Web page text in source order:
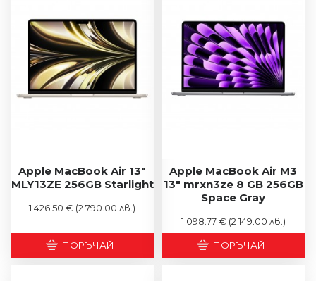
Apple MacBook Air 13"
MLY13ZE 256GB Starlight
1 426.50 € (2 790.00 лв.)
ПОРЪЧАЙ
Apple MacBook Air M3
13" mrxn3ze 8 GB 256GB
Space Gray
1 098.77 € (2 149.00 лв.)
ПОРЪЧАЙ